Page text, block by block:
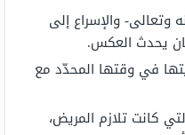
وتعالى- والإسراع إلى
يحدث العكس.
في وقتها المحدّد مع
كانت تلازم المريض،